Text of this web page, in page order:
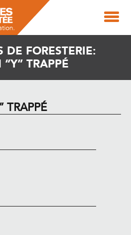
DE FORESTERIE:
TRAPPÉ
TRAPPÉ